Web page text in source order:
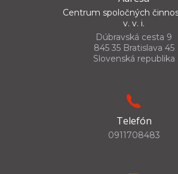
Centrum spoločných
v. v. i.
Dúbravská cesta 9
845 35 Bratislava 45
Slovenská republika
Telefón
0911708483